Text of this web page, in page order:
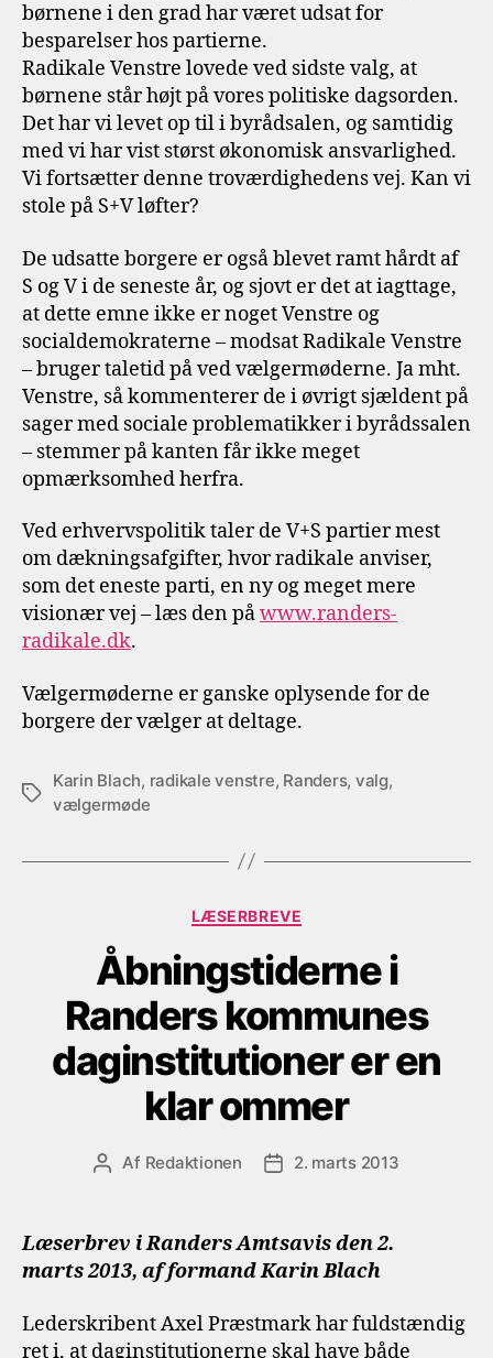
børnene i den grad har været udsat for
besparelser hos partierne.
Radikale Venstre lovede ved sidste valg, at
børnene står højt på vores politiske dagsorden.
Det har vi levet op til i byrådsalen, og samtidig
med vi har vist størst økonomisk ansvarlighed.
Vi fortsætter denne troværdighedens vej. Kan vi
stole på S+V løfter?
De udsatte borgere er også blevet ramt hårdt af
S og V i de seneste år, og sjovt er det at iagttage,
at dette emne ikke er noget Venstre og
socialdemokraterne – modsat Radikale Venstre
– bruger taletid på ved vælgermøderne. Ja mht.
Venstre, så kommenterer de i øvrigt sjældent på
sager med sociale problematikker i byrådssalen
– stemmer på kanten får ikke meget
opmærksomhed herfra.
Ved erhvervspolitik taler de V+S partier mest
om dækningsafgifter, hvor radikale anviser,
som det eneste parti, en ny og meget mere
visionær vej – læs den påwww.randers-
radikale.dk.
Vælgermøderne er ganske oplysende for de
borgere der vælger at deltage.
Tags
Karin Blach, radikale venstre, Randers, valg,
vælgermøde
Kategorier
LÆSERBREVE
Åbningstiderne i
Randers kommunes
daginstitutioner er en
klar ommer
Indlægsforfatter
Af Redaktionen Indlægsdato
2. marts 2013
Læserbrev i Randers Amtsavis den 2.
marts 2013, af formand Karin Blach
Lederskribent Axel Præstmark har fuldstændig
ret i, at daginstitutionerne skal have både